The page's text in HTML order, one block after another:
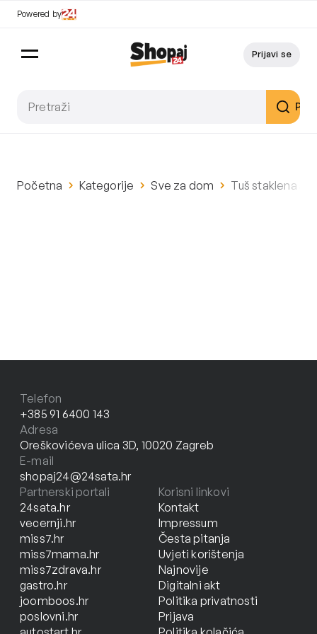
Powered by
Prijavi se
Početna Kategorije Sve za dom Tuš staklena
Telefon
+385 91 6400 143
Adresa
Oreškovićeva ulica 3D, 10020 Zagreb
E-mail
shopaj24@24sata.hr
Partnerski portali
24sata.hr
vecernji.hr
miss7.hr
miss7mama.hr
miss7zdrava.hr
gastro.hr
joomboos.hr
poslovni.hr
Korisni linkovi
Kontakt
Impressum
Česta pitanja
Uvjeti korištenja
Najnovije
Digitalni akt
Politika privatnosti
Prijava